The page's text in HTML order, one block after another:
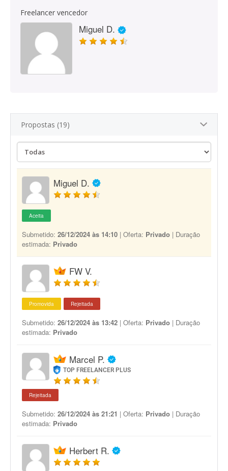
Freelancer vencedor
Miguel D.
Propostas (19)
Miguel D.
Aceita
Submetido: 26/12/2024 às 14:10 | Oferta: Privado | Duração
estimada: Privado
FW V.
Promovida Rejeitada
Submetido: 26/12/2024 às 13:42 | Oferta: Privado | Duração
estimada: Privado
Marcel P.
TOP FREELANCER PLUS
Rejeitada
Submetido: 26/12/2024 às 21:21 | Oferta: Privado | Duração
estimada: Privado
Herbert R.